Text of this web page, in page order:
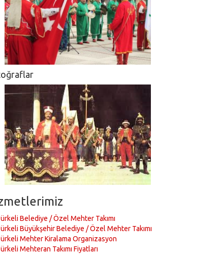
Belediye / Özel Mehter Takımı
Büyükşehir Belediye / Özel Mehter Takımı
Mehter Kiralama Organizasyon
Mehteran Takımı Fiyatları